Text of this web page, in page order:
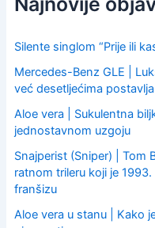
h
o
:
Silente singlom “Prije ili
Mercedes-Benz GLE |
već desetljećima
Aloe vera | Sukulentna
jednostavnom uzgoju
Snajperist (Sniper) | Tom
ratnom trileru koji je
franšizu
Aloe vera u stanu | Kako